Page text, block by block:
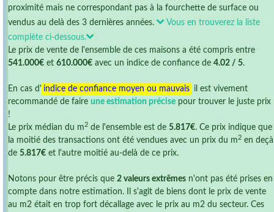
proximité mais ne correspondant pas à la fourchette de surface ou
vendus au delà des 3 dernières années.
Vous en trouverez la liste
complète ci-dessous.
Le prix de vente de l'ensemble de ces maisons a été compris entre
541.000€ et 610.000€ avec un indice de confiance de 4.02 / 5.
En cas d' indice de confiance moyen ou mauvais il est vivement
recommandé de faire une estimation précise pour trouver le juste prix
!
Le prix médian du m 2 de l'ensemble est de 5.817€. Ce prix indique que
la moitié des transactions ont été vendues avec un prix du m 2 en deçà
de 5.817€ et l'autre moitié au-delà de ce prix.
Notons pour être précis que 2 valeurs extrêmes n'ont pas été prises en
compte dans notre estimation. Il s'agit de biens dont le prix de vente
au m2 était en trop fort décallage avec le prix au m2 du secteur. Ces